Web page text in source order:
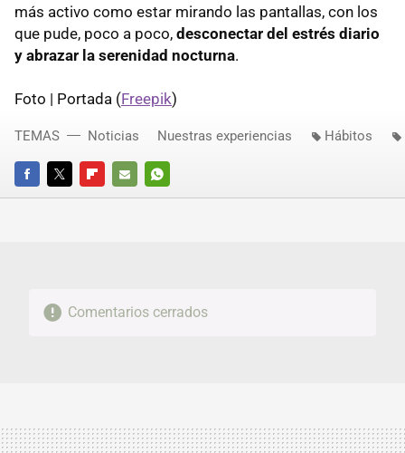
más activo como estar mirando las pantallas, con los
que pude, poco a poco, desconectar del estrés diario
y abrazar la serenidad nocturna.
Foto | Portada (Freepik)
FACEBOOKTWITTERFLIPBOARD
E-
WHATSAPP
TEMAS Noticias Nuestras experiencias Hábitos
Comentarios cerrados